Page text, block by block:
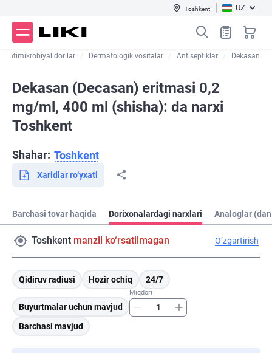
Toshkent UZ
Antimikrobiyal dorilar Dermatologik vositalar Antiseptiklar Dekasan
Dekasan (Decasan) eritmasi 0,2
mg/ml, 400 ml (shisha): da narxi
Toshkent
Shahar: Toshkent
Xaridlar ro‘yxati
Barchasi tovar haqida Dorixonalardagi narxlari Analoglar
Toshkent manzil ko‘rsatilmagan O‘zgartirish
Qidiruv radiusi Hozir ochiq 24/7
Buyurtmalar uchun mavjud
Miqdori
Barchasi mavjud